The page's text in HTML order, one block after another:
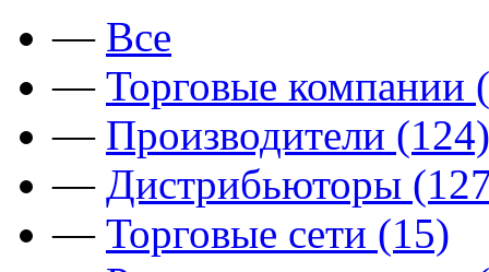
— Все
— Торговые компании
— Производители (124)
— Дистрибьюторы
— Торговые сети (15)